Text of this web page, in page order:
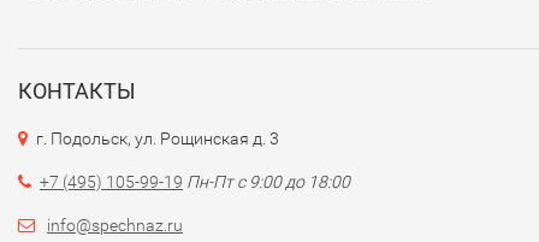
КОНТАКТЫ
г. Подольск, ул. Рощинская д. 3
+7 (495) 105-99-19 Пн-Пт с 9:00 до 18:00
info@spechnaz.ru